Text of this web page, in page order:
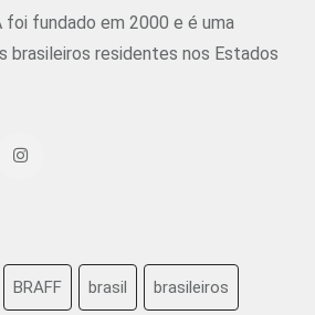
foi fundado em 2000 e é uma
brasileiros residentes nos Estados
BRAFF brasil brasileiros